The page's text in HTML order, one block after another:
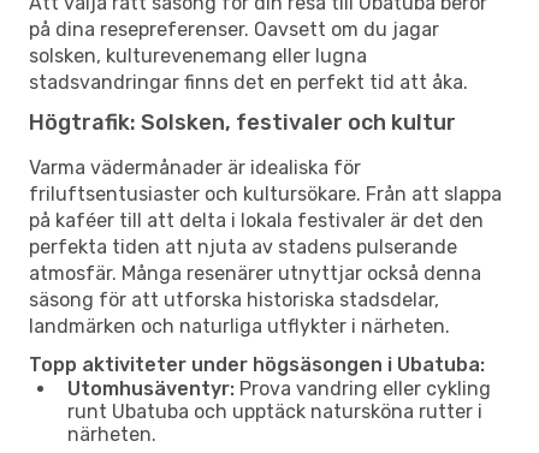
på dina resepreferenser. Oavsett om du jagar
solsken, kulturevenemang eller lugna
stadsvandringar finns det en perfekt tid att åka.
Högtrafik: Solsken, festivaler och kultur
Varma vädermånader är idealiska för
friluftsentusiaster och kultursökare. Från att slappa
på kaféer till att delta i lokala festivaler är det den
perfekta tiden att njuta av stadens pulserande
atmosfär. Många resenärer utnyttjar också denna
säsong för att utforska historiska stadsdelar,
landmärken och naturliga utflykter i närheten.
Topp aktiviteter under högsäsongen i Ubatuba:
Utomhusäventyr: Prova vandring eller cykling
runt Ubatuba och upptäck natursköna rutter i
närheten.